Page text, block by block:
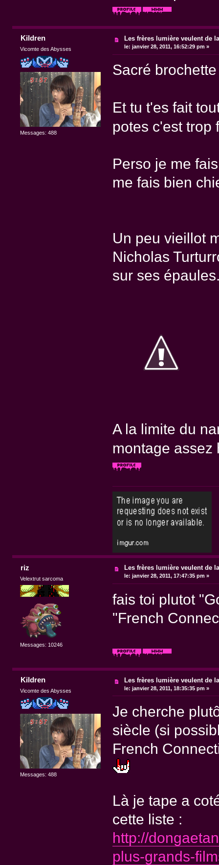
Kildren
Vicomte des Abysses
Messages: 488
Les frères lumière veulent de
le: janvier 28, 2011, 16:52:29 pm »
Sacré
Et tu t'es fait
potes c'est trop
Perso je me
me fais bien
Un peu vieillot
Nicholas
sur ses
A la limite du
montage
riz
Velextrut sarcoma
Messages: 10246
Les frères lumière veulent de
le: janvier 28, 2011, 17:47:35 pm »
fais toi plutot
"French
Kildren
Vicomte des Abysses
Messages: 488
Les frères lumière veulent de
le: janvier 28, 2011, 18:35:35 pm »
Je cherche
siècle (si
French
Là je tape a
cette liste :
http://
plus-grands-